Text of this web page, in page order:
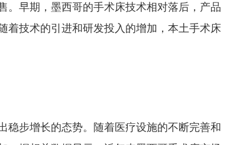
。早期，墨西哥的手术床技术相对落后，产品
着技术的引进和研发投入的增加，本土手术床
稳步增长的态势。随着医疗设施的不断完善和